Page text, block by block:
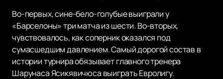
Во-первых, сине-бело-голубые выиграли у
«Барселоны» три матча из шести. Во-вторых,
чувствовалось, как соперник оказался под
сумасшедшим давлением. Самый дорогой состав в
истории турнира обязывает главного тренера
Шарунаса Ясикявичюса выиграть Евролигу.